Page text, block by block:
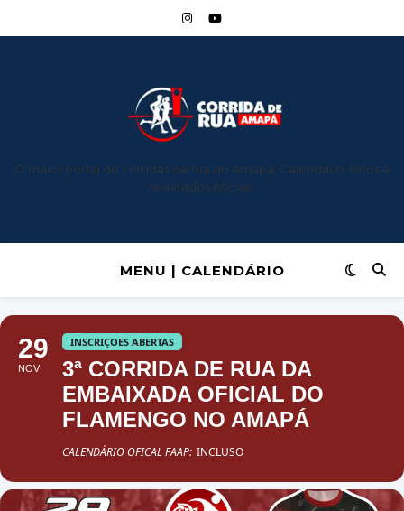
O maior portal de corridas de rua do Amapá: Calendário, fotos e
resultados oficiais.
MENU | CALENDÁRIO
29
NOV
INSCRIÇOES ABERTAS
3ª CORRIDA DE RUA DA
EMBAIXADA OFICIAL DO
FLAMENGO NO AMAPÁ
CALENDÁRIO OFICAL FAAP: INCLUSO